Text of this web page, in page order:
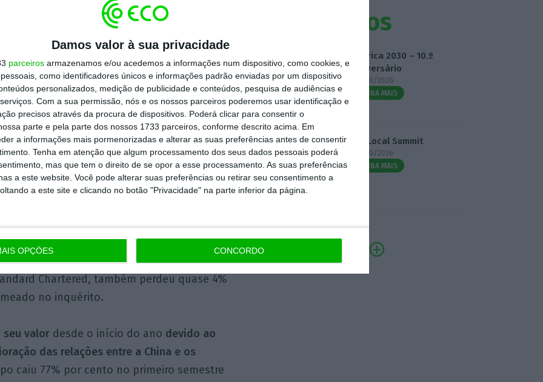
Damos valor à sua privacidade
parceiros armazenamos e/ou acedemos a informações num dispositivo, como cookies, e
como identificadores únicos e informações padrão enviadas por um dispositivo
personalizados, medição de publicidade e conteúdos, pesquisa de audiências e
Com a sua permissão, nós e os nossos parceiros poderemos usar identificação e
precisos através da procura de dispositivos. Poderá clicar para consentir o
parte e pela parte dos nossos 1733 parceiros, conforme descrito acima. Em
a informações mais pormenorizadas e alterar as suas preferências antes de consentir
Tenha em atenção que algum processamento dos seus dados pessoais poderá
mas que tem o direito de se opor a esse processamento. As suas preferências
a este website. Você pode alterar suas preferências ou retirar seu consentimento a
a este site e clicando no botão "Privacidade" na parte inferior da página.
OPÇÕES CONCORDO
duramente ganhas roubadas como
permitidas dentro e fora destas
dos próprios funcionários dos bancos“,
108 meios de comunicação internacionais
“relatórios de atividades suspeitas” (SAR)
Tesouro dos Estados Unidos, FinCen,
do setor, diz que o banco
poderosos e perigosos” ao longo das
defendido dizendo aos jornalistas que
de denunciar atividades suspeitas.
Chartered, também perdeu quase 4%
no inquérito.
seu valor desde o início do ano devido ao
das relações entre a China e os
caiu 77% por cento no primeiro semestre
Eventos
Fábrica 2030 – 10.º
Aniversário
14/10/2026
SAIBA MAIS
3.º Local Summit
07/10/2026
SAIBA MAIS